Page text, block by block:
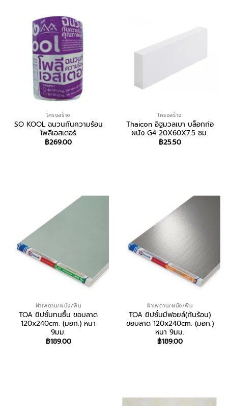
โครงสร้าง
SO KOOL ฉนวนกันความร้อน
โพลีเอสเตอร์
฿269.00
โครงสร้าง
Thaicon อิฐมวลเบา บล็อกก่อ
ผนัง G4 20X60X7.5 ซม.
฿25.50
ฝ้าเพดาน/ผนัง/พื้น
TOA ยิปซั่มทนชื้น ขอบลาด
120x240cm. (มอก.) หนา
9มม.
฿189.00
ฝ้าเพดาน/ผนัง/พื้น
TOA ยิปซั่มมีฟอยล์(กันร้อน)
ขอบลาด 120x240cm. (มอก.)
หนา 9มม.
฿189.00